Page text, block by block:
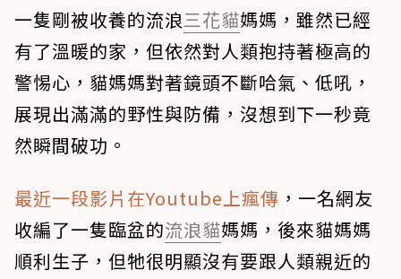
一隻剛被收養的流浪三花貓媽媽，雖然已經
有了溫暖的家，但依然對人類抱持著極高的
警惕心，貓媽媽對著鏡頭不斷哈氣、低吼，
展現出滿滿的野性與防備，沒想到下一秒竟
然瞬間破功。
最近一段影片在Youtube上瘋傳 ，一名網友
收編了一隻臨盆的流浪貓媽媽，後來貓媽媽
順利生子，但牠很明顯沒有要跟人類親近的